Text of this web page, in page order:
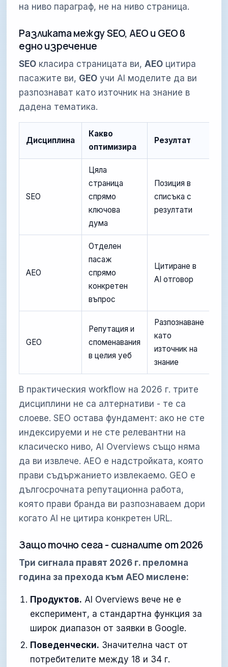
на ниво параграф, не на ниво страница.
Разликата между SEO, AEO и GEO в
едно изречение
SEO класира страницата ви,AEO цитира
пасажите ви, GEO учи AI моделите да ви
разпознават като източник на знание в
дадена тематика.
Дисциплина
Какво
оптимизира
Резултат
SEO
Цяла
страница
спрямо
ключова
дума
Позиция в
списъка с
резултати
AEO
Отделен
пасаж
спрямо
конкретен
въпрос
Цитиране в
AI отговор
GEO
Репутация и
споменавания
в целия уеб
Разпознаване
като
източник на
знание
В практическия workflow на 2026 г. трите
дисциплини не са алтернативи - те са
слоеве. SEO остава фундамент: ако не сте
индексируеми и не сте релевантни на
класическо ниво, AI Overviews също няма
да ви извлече. AEO е надстройката, която
прави съдържанието извлекаемо. GEO е
дългосрочната репутационна работа,
която прави бранда ви разпознаваем дори
когато AI не цитира конкретен URL.
Защо точно сега - сигналите от 2026
Три сигнала правят 2026 г. преломна
година за прехода към AEO мислене:
Продуктов. AI Overviews вече не е
експеримент, а стандартна функция за
широк диапазон от заявки в Google.
Поведенчески. Значителна част от
потребителите между 18 и 34 г.